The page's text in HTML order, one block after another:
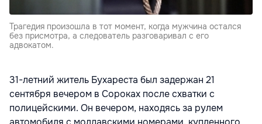
Трагедия произошла в тот момент, когда мужчина остался
без присмотра, а следователь разговаривал с его
адвокатом.
31-летний житель Бухареста был задержан 21
сентября вечером в Сороках после схватки с
полицейскими. Он вечером, находясь за рулем